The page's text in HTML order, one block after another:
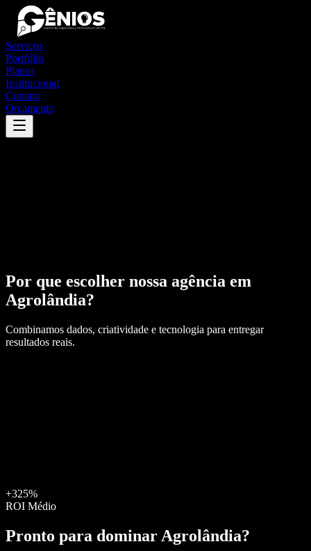
Serviços
Portfólio
Planos
Institucional
Contato
Orçamento
Por que escolher nossa agência em
Agrolândia?
Combinamos dados, criatividade e tecnologia para entregar
resultados reais.
+325%
ROI Médio
Pronto para dominar Agrolândia?